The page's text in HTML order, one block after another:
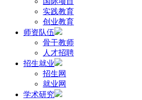
实践教育
创业教育
师资队伍
骨干教师
人才招聘
招生就业
招生网
就业网
学术研究